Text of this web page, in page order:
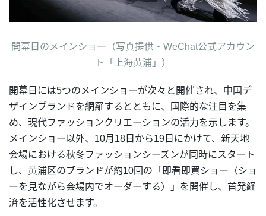
開幕日のメインショー（写真提供・WeChat公式アカウン
ト「上海黄浦」）
開幕日には5つのメインショーが次々と開催され、中国デ
ザインブランドを網羅するとともに、国際的な注目を集
め、現代ファッションクリエーションの活力を示します。
メインショー以外、10月18日から19日にかけて、新天地
会場における秋冬ファッションシーズンが同時にスタート
し、黄浦区のブランドが約10回の「即看即買ショー（ショ
ーを見ながら会場内でオーダーする）」を開催し、首発経
済を活性化させます。